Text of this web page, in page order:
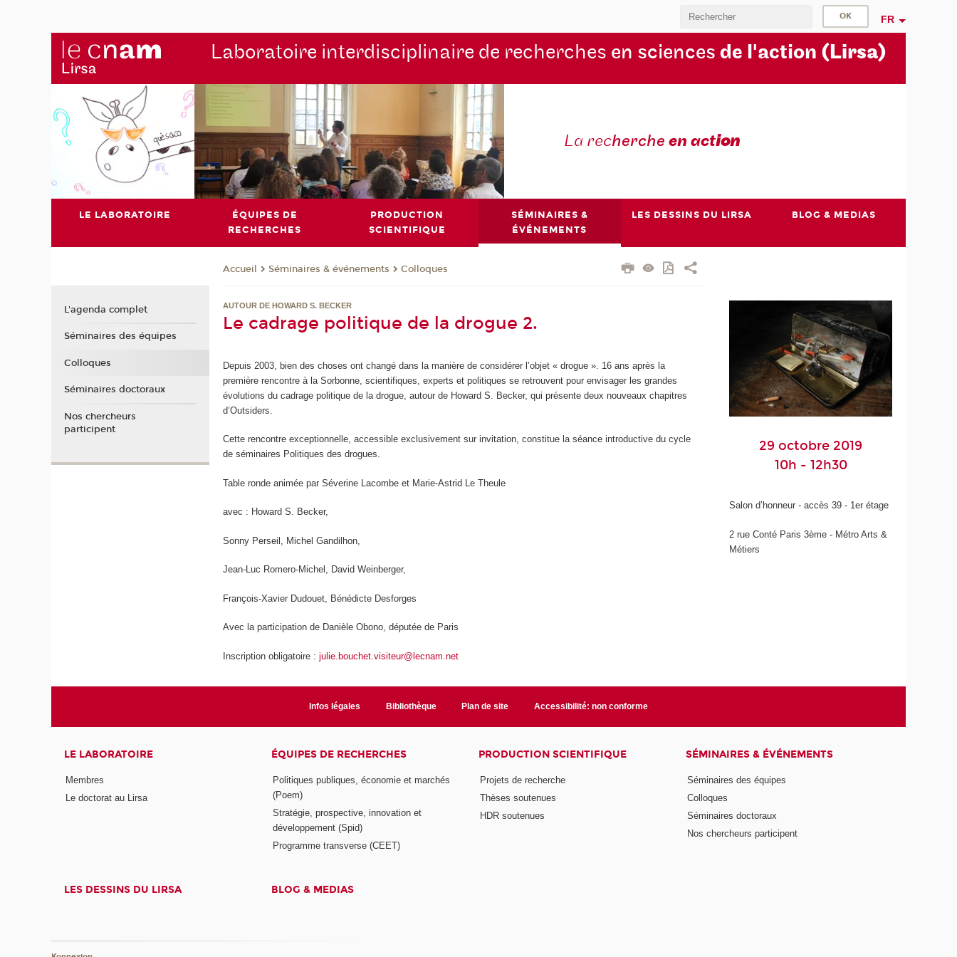
FR
Laboratoire interdisciplinaire de recherches en sciences de l'action (Lirsa)
La recherche en action
LE LABORATOIRE
ÉQUIPES DE
RECHERCHES
PRODUCTION
SCIENTIFIQUE
SÉMINAIRES &
ÉVÉNEMENTS
LES DESSINS DU LIRSA BLOG & MEDIAS
Accueil Séminaires & événements Colloques
AUTOUR DE HOWARD S. BECKER
Le cadrage politique de la drogue 2.
Depuis 2003, bien des choses ont changé dans la manière de considérer l’objet « drogue ». 16 ans après la
première rencontre à la Sorbonne, scientifiques, experts et politiques se retrouvent pour envisager les grandes
évolutions du cadrage politique de la drogue, autour de Howard S. Becker, qui présente deux nouveaux chapitres
d’Outsiders.
Cette rencontre exceptionnelle, accessible exclusivement sur invitation, constitue la séance introductive du cycle
de séminaires Politiques des drogues.
Table ronde animée par Séverine Lacombe et Marie-Astrid Le Theule
avec : Howard S. Becker,
Sonny Perseil, Michel Gandilhon,
Jean-Luc Romero-Michel, David Weinberger,
François-Xavier Dudouet, Bénédicte Desforges
Avec la participation de Danièle Obono, députée de Paris
Inscription obligatoire :julie.bouchet.visiteur@lecnam.net
29 octobre 2019
10h - 12h30
Salon d’honneur - accès 39 - 1er étage
2 rue Conté Paris 3ème - Métro Arts &
Métiers
L'agenda complet
Séminaires des équipes
Colloques
Séminaires doctoraux
Nos chercheurs
participent
Infos légales Bibliothèque Plan de site Accessibilité: non conforme
LE LABORATOIRE
Membres
Le doctorat au Lirsa
ÉQUIPES DE RECHERCHES
Politiques publiques, économie et marchés
(Poem)
Stratégie, prospective, innovation et
développement (Spid)
Programme transverse (CEET)
PRODUCTION SCIENTIFIQUE
Projets de recherche
Thèses soutenues
HDR soutenues
SÉMINAIRES & ÉVÉNEMENTS
Séminaires des équipes
Colloques
Séminaires doctoraux
Nos chercheurs participent
LES DESSINS DU LIRSA BLOG & MEDIAS